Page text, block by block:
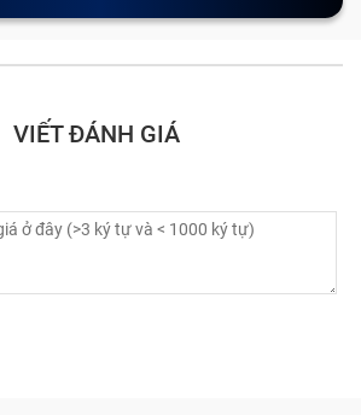
điều hành và tải ứng dụng so với
VIẾT ĐÁNH GIÁ